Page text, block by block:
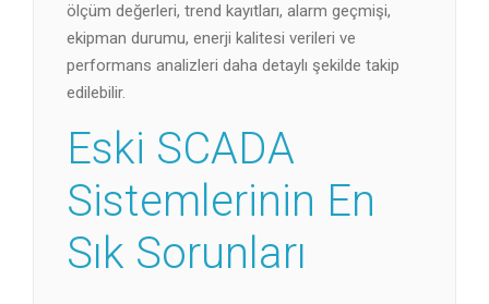
ölçüm değerleri, trend kayıtları, alarm geçmişi,
ekipman durumu, enerji kalitesi verileri ve
performans analizleri daha detaylı şekilde takip
edilebilir.
Eski SCADA
Sistemlerinin En
Sık Sorunları